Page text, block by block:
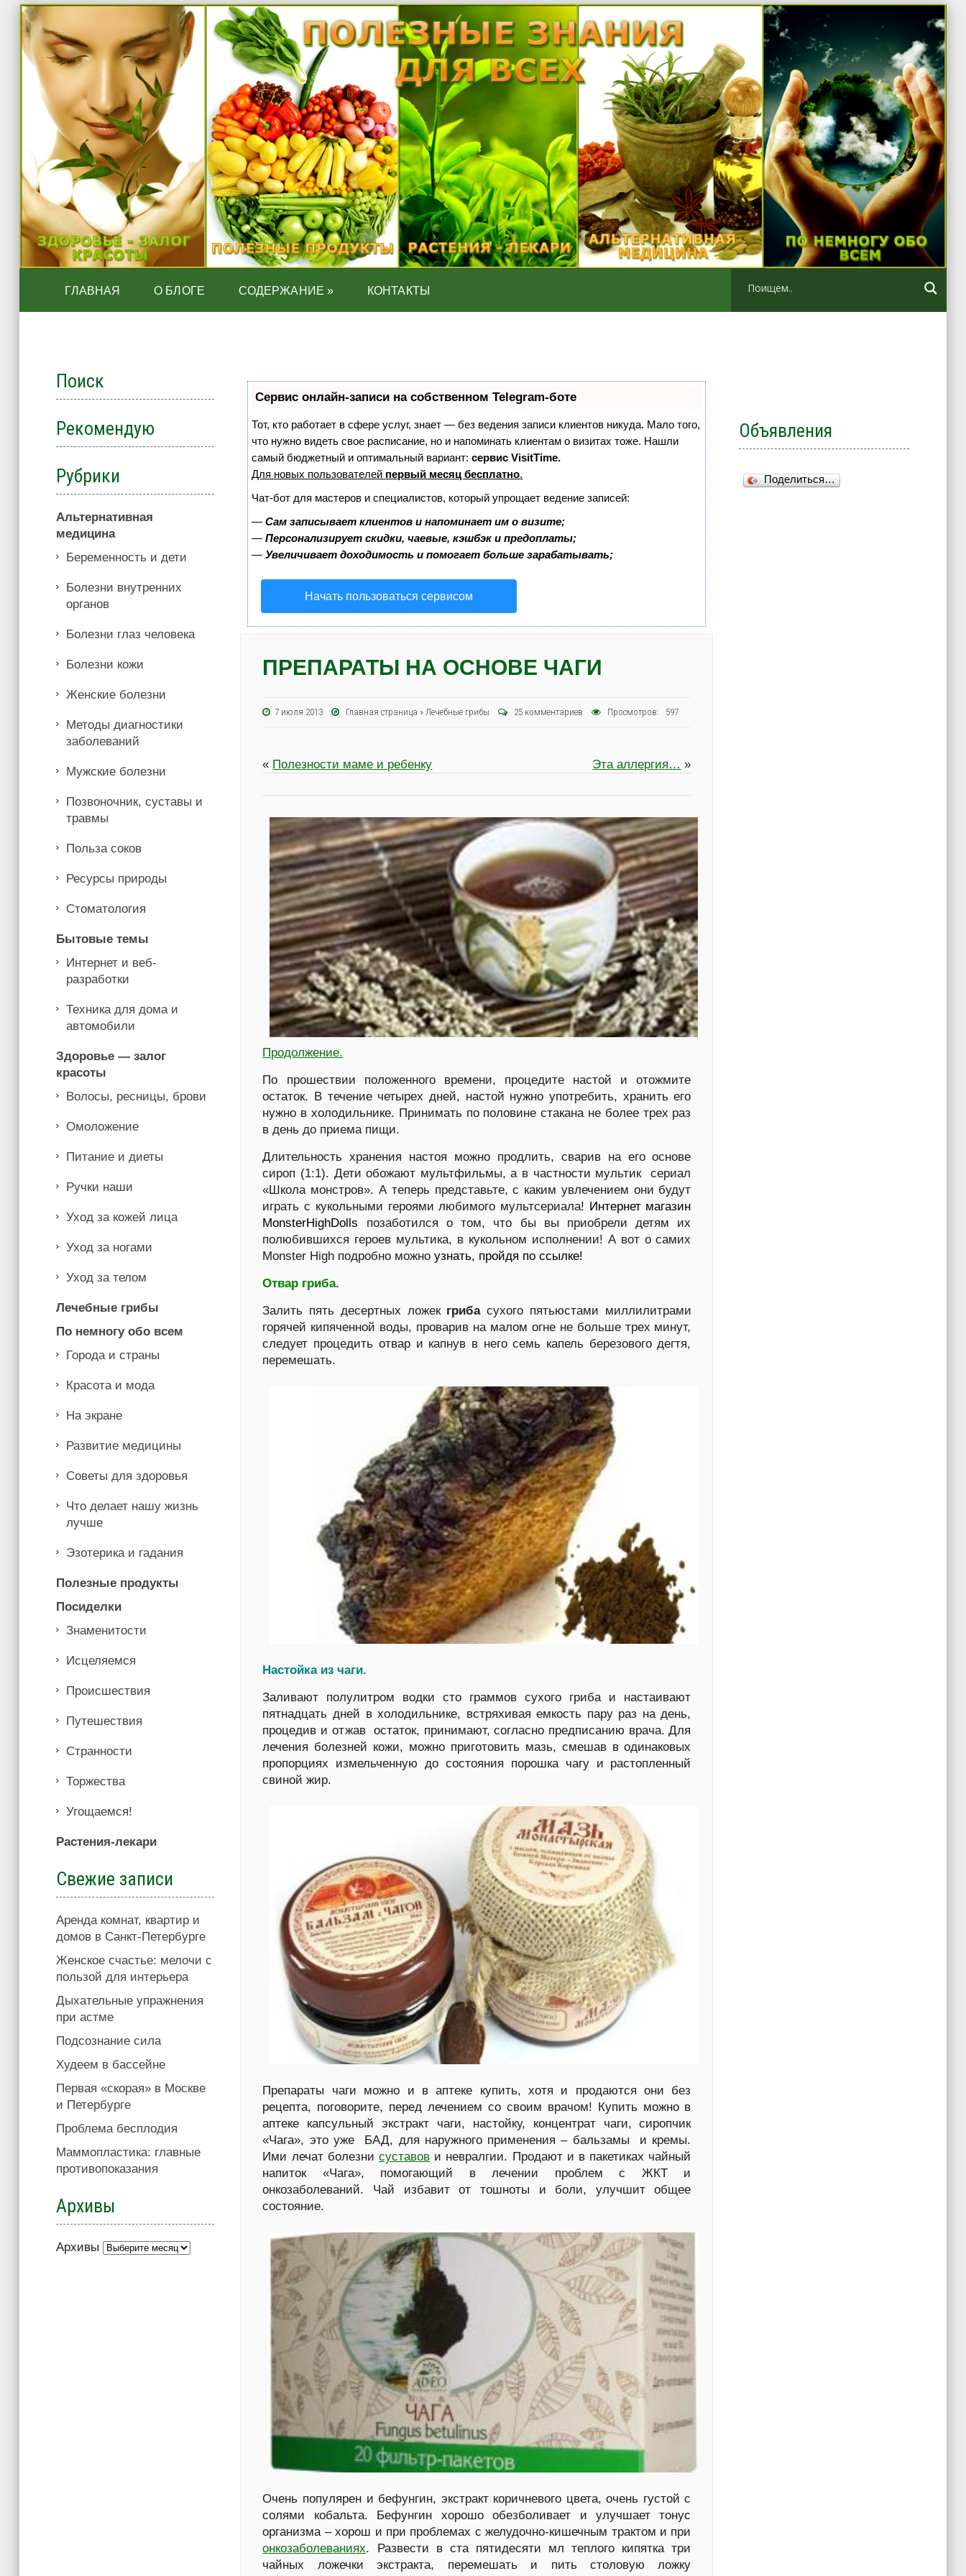
ГЛАВНАЯ О БЛОГЕ СОДЕРЖАНИЕ » КОНТАКТЫ
Сервис онлайн-записи на собственном Telegram-боте
Тот, кто работает в сфере услуг, знает — без ведения записи клиентов никуда. Мало того,
что нужно видеть свое расписание, но и напоминать клиентам о визитах тоже. Нашли
самый бюджетный и оптимальный вариант:сервис VisitTime.
Для новых пользователей первый месяц бесплатно.
Чат-бот для мастеров и специалистов, который упрощает ведение записей:
—Сам записывает клиентов и напоминает им о визите;
—Персонализирует скидки, чаевые, кэшбэк и предоплаты;
—Увеличивает доходимость и помогает больше зарабатывать;
Начать пользоваться сервисом
ПРЕПАРАТЫ НА ОСНОВЕ ЧАГИ
7 июля 2013 Главная страница » Лечебные грибы 25 комментариев Просмотров: 597
Эта аллергия… »
« Полезности маме и ребенку
Продолжение.
По прошествии положенного времени, процедите настой и отожмите
остаток. В течение четырех дней, настой нужно употребить, хранить его
нужно в холодильнике. Принимать по половине стакана не более трех раз
в день до приема пищи.
Длительность хранения настоя можно продлить, сварив на его основе
сироп (1:1). Дети обожают мультфильмы, а в частности мультик сериал
«Школа монстров». А теперь представьте, с каким увлечением они будут
играть с кукольными героями любимого мультсериала! Интернет магазин
MonsterHighDolls позаботился о том, что бы вы приобрели детям их
полюбившихся героев мультика, в кукольном исполнении! А вот о самих
Monster High подробно можноузнать, пройдя по ссылке!
Отвар гриба.
Залить пять десертных ложекгрибасухого пятьюстами миллилитрами
горячей кипяченной воды, проварив на малом огне не больше трех минут,
следует процедить отвар и капнув в него семь капель березового дегтя,
перемешать.
Настойка из чаги.
Заливают полулитром водки сто граммов сухого гриба и настаивают
пятнадцать дней в холодильнике, встряхивая емкость пару раз на день,
процедив и отжав остаток, принимают, согласно предписанию врача. Для
лечения болезней кожи, можно приготовить мазь, смешав в одинаковых
пропорциях измельченную до состояния порошка чагу и растопленный
свиной жир.
Препараты чаги можно и в аптеке купить, хотя и продаются они без
рецепта, поговорите, перед лечением со своим врачом! Купить можно в
аптеке капсульный экстракт чаги, настойку, концентрат чаги, сиропчик
«Чага», это уже БАД, для наружного применения – бальзамы и кремы.
Ими лечат болезнисуставов и невралгии. Продают и в пакетиках чайный
напиток «Чага», помогающий в лечении проблем с ЖКТ и
онкозаболеваний. Чай избавит от тошноты и боли, улучшит общее
состояние.
Очень популярен и бефунгин, экстракт коричневого цвета, очень густой с
солями кобальта. Бефунгин хорошо обезболивает и улучшает тонус
организма – хорош и при проблемах с желудочно-кишечным трактом и при
онкозаболеваниях. Развести в ста пятидесяти мл теплого кипятка три
чайных ложечки экстракта, перемешать и пить столовую ложку
Поиск
Рекомендую
Рубрики
Альтернативная
медицина
Беременность и дети
Болезни внутренних
органов
Болезни глаз человека
Болезни кожи
Женские болезни
Методы диагностики
заболеваний
Мужские болезни
Позвоночник, суставы и
травмы
Польза соков
Ресурсы природы
Стоматология
Бытовые темы
Интернет и веб-
разработки
Техника для дома и
автомобили
Здоровье — залог
красоты
Волосы, ресницы, брови
Омоложение
Питание и диеты
Ручки наши
Уход за кожей лица
Уход за ногами
Уход за телом
Лечебные грибы
По немногу обо всем
Города и страны
Красота и мода
На экране
Развитие медицины
Советы для здоровья
Что делает нашу жизнь
лучше
Эзотерика и гадания
Полезные продукты
Посиделки
Знаменитости
Иcцеляемся
Происшествия
Путешествия
Странности
Торжества
Угощаемся!
Растения-лекари
Свежие записи
Аренда комнат, квартир и
домов в Санкт-Петербурге
Женское счастье: мелочи с
пользой для интерьера
Дыхательные упражнения
при астме
Подсознание сила
Худеем в бассейне
Первая «скорая» в Москве
и Петербурге
Проблема бесплодия
Маммопластика: главные
противопоказания
Архивы
Архивы
Объявления
Поделиться…